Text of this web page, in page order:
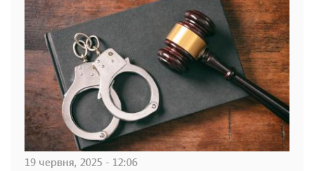
19 червня, 2025 - 12:06